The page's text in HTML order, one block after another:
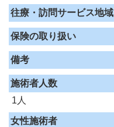
往療・訪問サービス地域
保険の取り扱い
備考
施術者人数
1人
女性施術者